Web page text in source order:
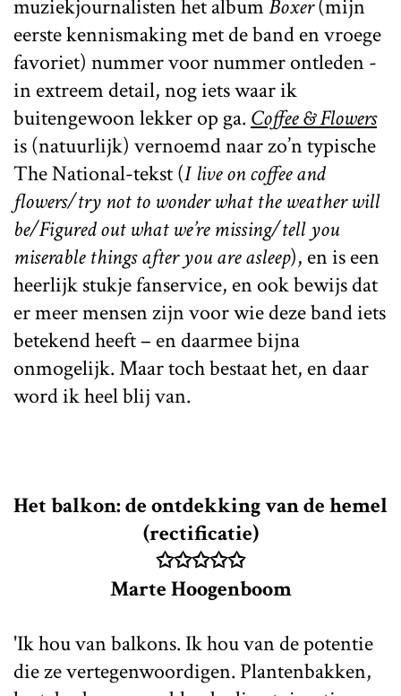
muziekjournalisten het albumBoxer(mijn
eerste kennismaking met de band en vroege
favoriet) nummer voor nummer ontleden -
in extreem detail, nog iets waar ik
buitengewoon lekker op ga. Coffee & Flowers
is (natuurlijk) vernoemd naar zo’n typische
The National-tekst (I live on coffee and
flowers/try not to wonder what the weather will
be/Figured out what we’re missing/tell you
miserable things after you are asleep), en is een
heerlijk stukje fanservice, en ook bewijs dat
er meer mensen zijn voor wie deze band iets
betekend heeft – en daarmee bijna
onmogelijk. Maar toch bestaat het, en daar
word ik heel blij van.
Het balkon: de ontdekking van de hemel
(rectificatie)
✩✩✩✩✩
Marte Hoogenboom
'Ik hou van balkons. Ik hou van de potentie
die ze vertegenwoordigen. Plantenbakken,